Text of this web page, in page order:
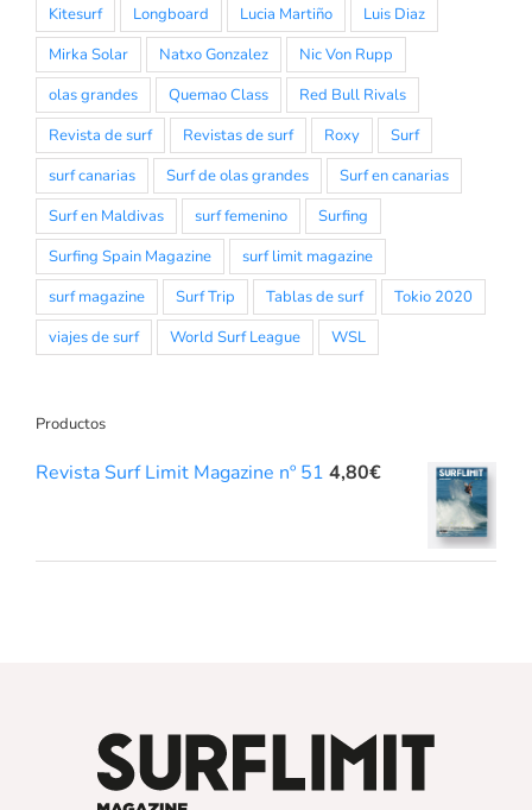
Kitesurf
Longboard Lucia Martiño
Luis Diaz
Mirka Solar
Natxo Gonzalez
Nic Von Rupp
olas grandes
Quemao Class
Red Bull Rivals
Revista de surf
Revistas de surf Roxy
Surf
surf canarias
Surf de olas grandes
Surf en canarias
Surf en Maldivas
surf femenino
Surfing
Surfing Spain Magazine
surf limit magazine
surf magazine
Surf Trip Tablas de surf
Tokio 2020
viajes de surf
World Surf League WSL
Productos
Revista Surf Limit Magazine nº 51 4,80€